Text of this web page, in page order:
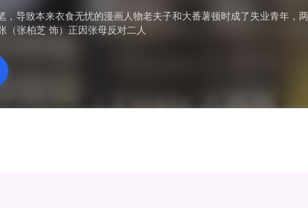
，导致本来衣食无忧的漫画人物老夫子和大番薯顿时成了失业青年
（张柏芝 饰）正因张母反对二人